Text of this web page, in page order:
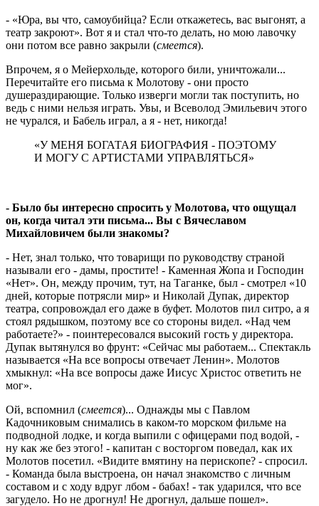
- «Юра, вы что, самоубийца? Если откажетесь, вас выгонят, а
театр закроют». Вот я и стал что-то делать, но мою лавочку
они потом все равно закрыли (смеется).
Впрочем, я о Мейерхольде, которого били, уничтожали...
Перечитайте его письма к Молотову - они просто
душераздирающие. Только изверги могли так поступить, но
ведь с ними нельзя играть. Увы, и Всеволод Эмильевич этого
не чурался, и Бабель играл, а я - нет, никогда!
«У МЕНЯ БОГАТАЯ БИОГРАФИЯ - ПОЭТОМУ
И МОГУ С АРТИСТАМИ УПРАВЛЯТЬСЯ»
- Было бы интересно спросить у Молотова, что ощущал
он, когда читал эти письма... Вы с Вячеславом
Михайловичем были знакомы?
- Нет, знал только, что товарищи по руководству страной
называли его - дамы, простите! - Каменная Жопа и Господин
«Нет». Он, между прочим, тут, на Таганке, был - смотрел «10
дней, которые потрясли мир» и Николай Дупак, директор
театра, сопровождал его даже в буфет. Молотов пил ситро, а я
стоял рядышком, поэтому все со стороны видел. «Над чем
работаете?» - поинтересовался высокий гость у директора.
Дупак вытянулся во фрунт: «Сейчас мы работаем... Спектакль
называется «На все вопросы отвечает Ленин». Молотов
хмыкнул: «На все вопросы даже Иисус Христос ответить не
мог».
Ой, вспомнил (смеется)... Однажды мы с Павлом
Кадочниковым снимались в каком-то морском фильме на
подводной лодке, и когда выпили с офицерами под водой, -
ну как же без этого! - капитан с восторгом поведал, как их
Молотов посетил. «Видите вмятину на перископе? - спросил.
- Команда была выстроена, он начал знакомство с личным
составом и с ходу вдруг лбом - бабах! - так ударился, что все
загудело. Но не дрогнул! Не дрогнул, дальше пошел».